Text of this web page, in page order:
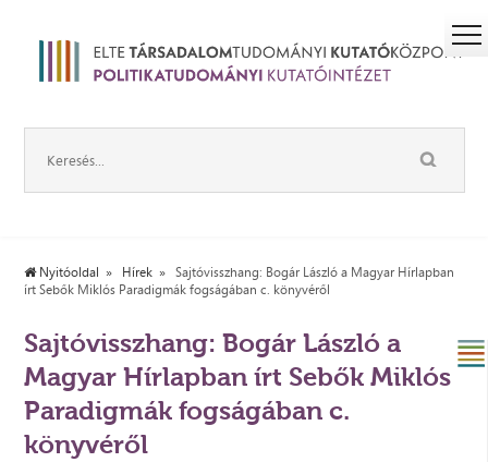
Nyitóoldal Hírek
Sajtóvisszhang: Bogár László a Magyar Hírlapban
írt Sebők Miklós Paradigmák fogságában c. könyvéről
Sajtóvisszhang: Bogár László a
Magyar Hírlapban írt Sebők Miklós
Paradigmák fogságában c.
könyvéről